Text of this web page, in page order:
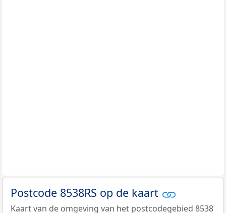
Postcode 8538RS op de kaart
Kaart van de omgeving van het postcodegebied 8538